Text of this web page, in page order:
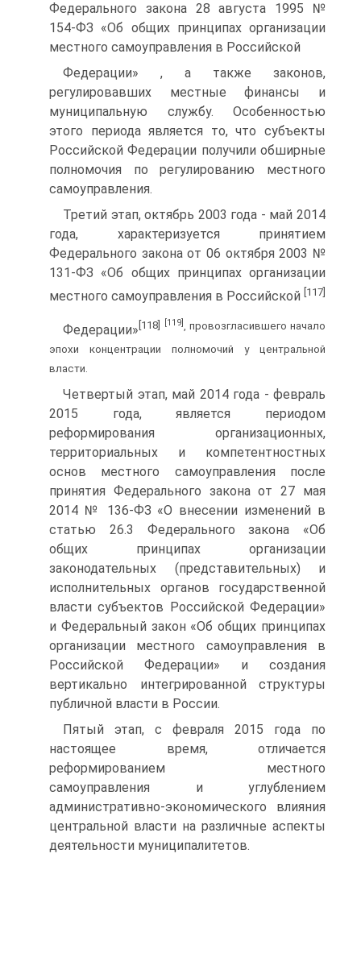
Федерального закона 28 августа 1995 №
154-ФЗ «Об общих принципах организации
местного самоуправления в Российской
Федерации» , а также законов,
регулировавших местные финансы и
муниципальную службу. Особенностью
этого периода является то, что субъекты
Российской Федерации получили обширные
полномочия по регулированию местного
самоуправления.
Третий этап, октябрь 2003 года - май 2014
года, характеризуется принятием
Федерального закона от 06 октября 2003 №
131-ФЗ «Об общих принципах организации
местного самоуправления в Российской [117]
Федерации» [118] [119]
, провозгласившего начало
эпохи концентрации полномочий у центральной
власти.
Четвертый этап, май 2014 года - февраль
2015 года, является периодом
реформирования организационных,
территориальных и компетентностных
основ местного самоуправления после
принятия Федерального закона от 27 мая
2014 № 136-ФЗ «О внесении изменений в
статью 26.3 Федерального закона «Об
общих принципах организации
законодательных (представительных) и
исполнительных органов государственной
власти субъектов Российской Федерации»
и Федеральный закон «Об общих принципах
организации местного самоуправления в
Российской Федерации» и создания
вертикально интегрированной структуры
публичной власти в России.
Пятый этап, с февраля 2015 года по
настоящее время, отличается
реформированием местного
самоуправления и углублением
административно-экономического влияния
центральной власти на различные аспекты
деятельности муниципалитетов.